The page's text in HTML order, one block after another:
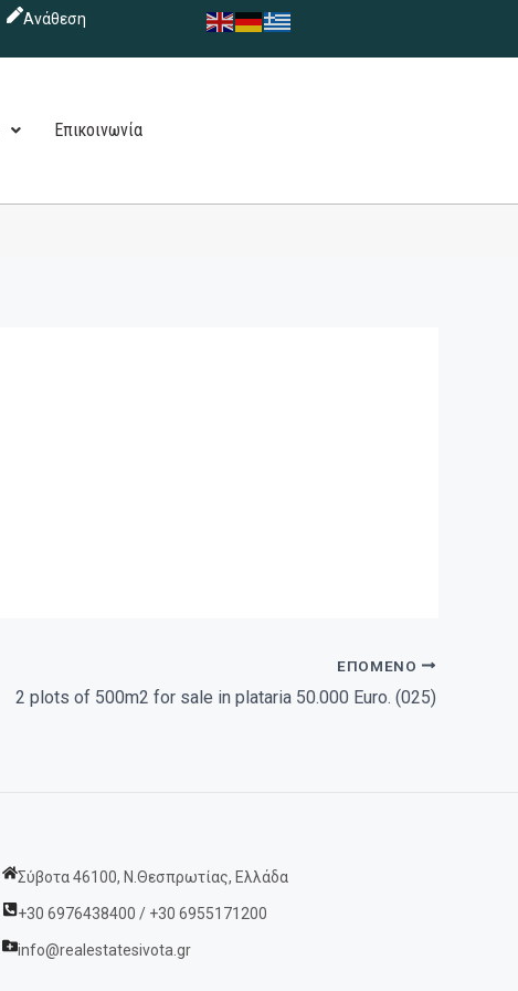
Ανάθεση
Επικοινωνία
ΕΠΌΜΕΝΟ
2 plots of 500m2 for sale in plataria 50.000 Euro. (025)
Σύβοτα 46100, Ν.Θεσπρωτίας, Ελλάδα
+30 6976438400 / +30 6955171200
info@realestatesivota.gr